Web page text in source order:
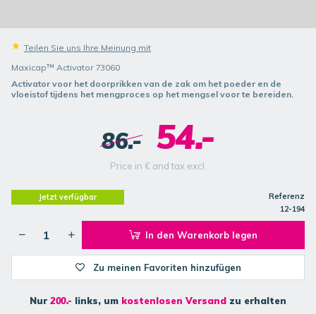
Teilen Sie uns Ihre Meinung mit
Maxicap™ Activator 73060
Activator voor het doorprikken van de zak om het poeder en de
vloeistof tijdens het mengproces op het mengsel voor te bereiden.
86.- 54.-
Price in € and tax excl.
Jetzt verfügbar
Referenz
12-194
In den Warenkorb legen
Zu meinen Favoriten hinzufügen
Nur200.- links, um kostenlosen Versandzu erhalten